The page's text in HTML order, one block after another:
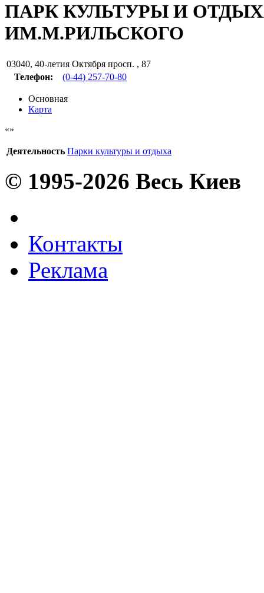
ПАРК КУЛЬТУРЫ И
ИМ.М.РИЛЬСКОГО
03040, 40-летия Октября просп. , 87
Телефон:
(0-44) 257-70-80
Основная
Карта
Деятельность Парки культуры и отдыха
© 1995-2026 Весь Киев
Контакты
Реклама